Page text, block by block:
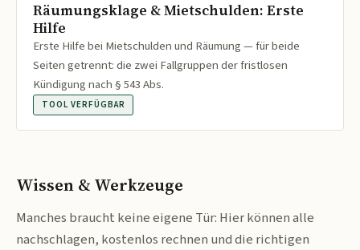
Räumungsklage & Mietschulden: Erste
Hilfe
Erste Hilfe bei Mietschulden und Räumung — für beide
Seiten getrennt: die zwei Fallgruppen der fristlosen
Kündigung nach § 543 Abs.
TOOL VERFÜGBAR
Wissen & Werkzeuge
Manches braucht keine eigene Tür: Hier können alle
nachschlagen, kostenlos rechnen und die richtigen